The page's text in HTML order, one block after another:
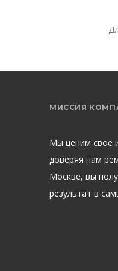
МИССИЯ
Мы ценим свое
доверяя нам
Москве, вы
результат в